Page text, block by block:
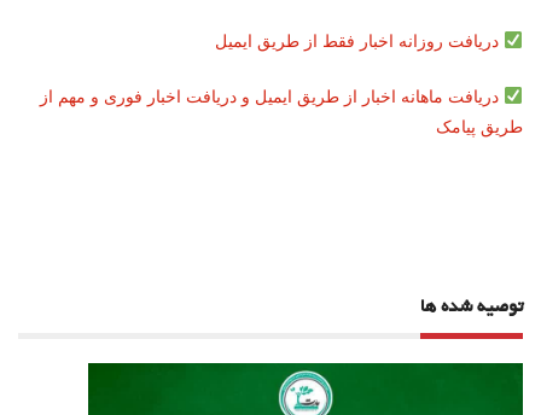
دریافت روزانه اخبار فقط از طریق ایمیل
دریافت ماهانه اخبار از طریق ایمیل و دریافت اخبار فوری و مهم از
طریق پیامک
توصیه شده ها